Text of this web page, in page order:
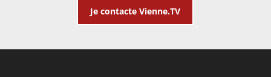
Je contacte Vienne.TV